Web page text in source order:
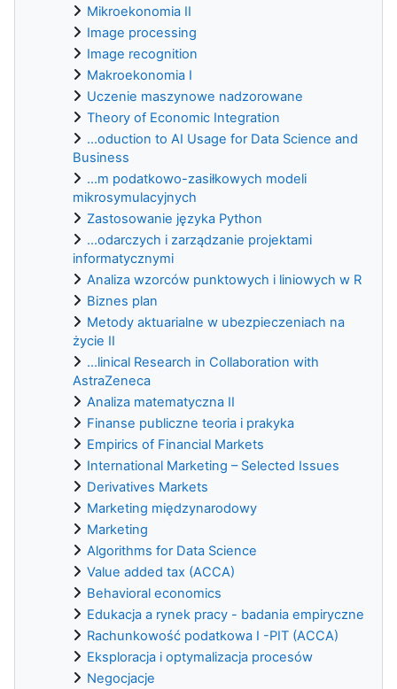
Mikroekonomia II
Image processing
Image recognition
Makroekonomia I
Uczenie maszynowe nadzorowane
Theory of Economic Integration
...oduction to AI Usage for Data Science and
Business
...m podatkowo-zasiłkowych modeli
mikrosymulacyjnych
Zastosowanie języka Python
...odarczych i zarządzanie projektami
informatycznymi
Analiza wzorców punktowych i liniowych w R
Biznes plan
Metody aktuarialne w ubezpieczeniach na
życie II
...linical Research in Collaboration with
AstraZeneca
Analiza matematyczna II
Finanse publiczne teoria i prakyka
Empirics of Financial Markets
International Marketing – Selected Issues
Derivatives Markets
Marketing międzynarodowy
Marketing
Algorithms for Data Science
Value added tax (ACCA)
Behavioral economics
Edukacja a rynek pracy - badania empiryczne
Rachunkowość podatkowa I -PIT (ACCA)
Eksploracja i optymalizacja procesów
Negocjacje